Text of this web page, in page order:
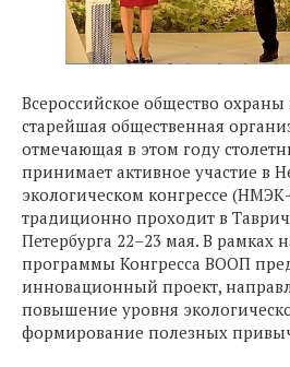
Всероссийское общество
старейшая общественная
отмечающая в этом году
принимает активное участие в
экологическом конгрессе
традиционно проходит в
Петербурга 22–23 мая. В
программы Конгресса ВООП
инновационный проект,
повышение уровня
формирование полезных